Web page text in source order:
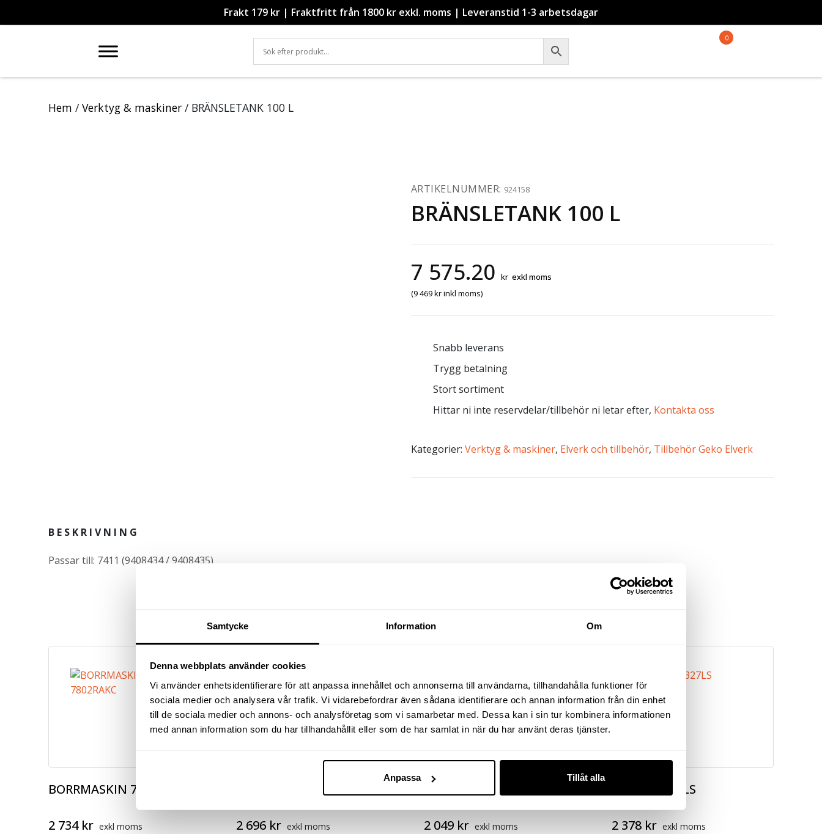
Samtycke Information Om
Denna webbplats använder cookies
Vi använder enhetsidentifierare för att anpassa innehållet och annonserna till användarna, tillhandahålla funktioner för
sociala medier och analysera vår trafik. Vi vidarebefordrar även sådana identifierare och annan information från din enhet
till de sociala medier och annons- och analysföretag som vi samarbetar med. Dessa kan i sin tur kombinera informationen
med annan information som du har tillhandahållit eller som de har samlat in när du har använt deras tjänster.
Anpassa Tillåt alla
Frakt 179 kr | Fraktfritt från 1800 kr exkl. moms | Leveranstid 1-3 arbetsdagar
0
Hem /Verktyg & maskiner / BRÄNSLETANK 100 L
ARTIKELNUMMER: 924158
BRÄNSLETANK 100 L
7 575.20 kr exkl moms
(9 469krinkl moms)
Snabb leverans
Trygg betalning
Stort sortiment
Hittar ni inte reservdelar/tillbehör ni letar efter, Kontakta oss
Kategorier: Verktyg & maskiner, Elverk och tillbehör, Tillbehör Geko Elverk
BESKRIVNING
Passar till: 7411 (9408434 / 9408435)
Relaterade produkter
BORRMASKIN 7802RAKC
2 734 kr exkl moms
BORRMASKIN 7802AKC
2 696 kr exkl moms
RAKSLIP 327-EU
2 049 kr exkl moms
RAKSLIP 327LS
2 378 kr exkl moms